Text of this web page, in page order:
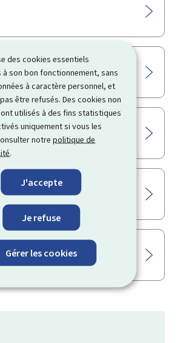
des cookies essentiels
à son bon fonctionnement, sans
à caractère personnel, et
être refusés. Des cookies non
utilisés à des fins statistiques
uniquement si vous les
notrepolitique de
.
J'accepte
Je refuse
Gérer les cookies
sociale)
& Prestations familiales